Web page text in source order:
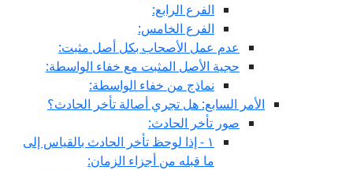
الفرع الرابع:
الفرع الخامس:
عدم عمل الأصحاب بكل أصل مثبت:
حجية الأصل المثبت مع خفاء الواسطة:
نماذج من خفاء الواسطة:
الأمر السابع: هل تجري أصالة تأخر الحادث؟
صور تأخر الحادث:
١ - إذا لوحظ تأخر الحادث بالقياس إلى
ما قبله من أجزاء الزمان: